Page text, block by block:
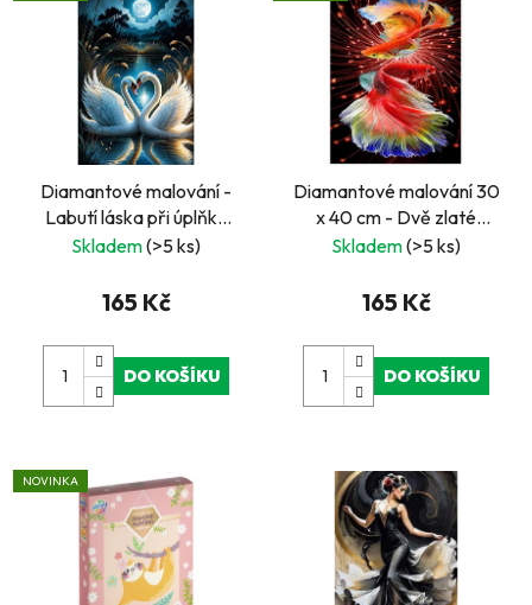
Diamantové malování -
Labutí láska při úplňku
30 x 40 cm
Skladem(>5 ks)
165 Kč
DO KOŠÍKU
Diamantové malování 30
x 40 cm - Dvě zlaté
rybičky, závojnatky
Skladem(>5 ks)
165 Kč
DO KOŠÍKU
NOVINKA